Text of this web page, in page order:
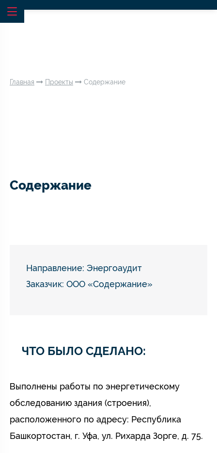
Главная Проекты Содержание
Содержание
Направление: Энергоаудит
Заказчик: ООО «Содержание»
ЧТО БЫЛО СДЕЛАНО:
Выполнены работы по энергетическому
обследованию здания (строения),
расположенного по адресу: Республика
Башкортостан, г. Уфа, ул. Рихарда Зорге, д. 75.